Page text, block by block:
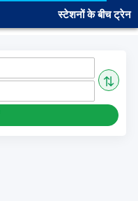
साइन इन
⇅